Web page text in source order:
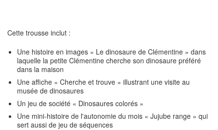
Cette trousse inclut :
Une histoire en images « Le dinosaure de Clémentine » dans
laquelle la petite Clémentine cherche son dinosaure préféré
dans la maison
Une affiche « Cherche et trouve » illustrant une visite au
musée de dinosaures
Un jeu de société « Dinosaures colorés »
Une mini-histoire de l'autonomie du mois « Jujube range » qui
sert aussi de jeu de séquences